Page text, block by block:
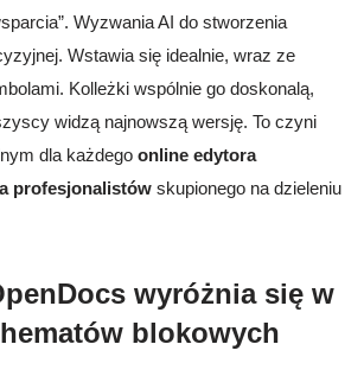
Wyzwania AI do stworzenia
Wstawia się idealnie, wraz ze
Kolleżki wspólnie go doskonalą,
widzą najnowszą wersję. To czyni
dla każdego online edytora
profesjonalistów skupionego na dzieleniu
wyróżnia się w
blokowych